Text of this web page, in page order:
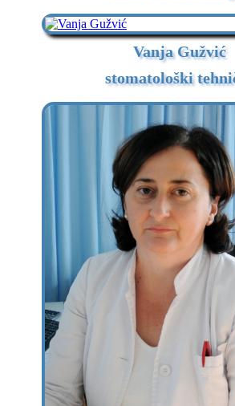
Vanja Gužvić
stomatološki